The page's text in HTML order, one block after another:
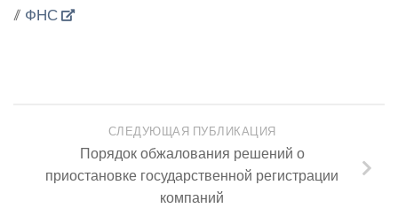
// ФНС
СЛЕДУЮЩАЯ ПУБЛИКАЦИЯ
Порядок обжалования решений о
приостановке государственной регистрации
компаний